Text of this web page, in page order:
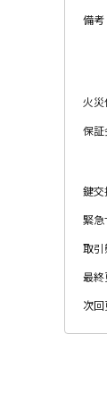
備考
火災
保証
鍵交
緊急
取引
最終
次回